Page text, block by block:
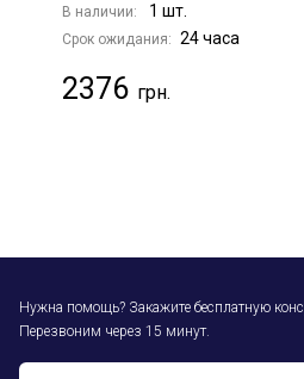
В наличии: 1 шт.
Срок ожидания: 24 часа
2376
Нужна помощь? Закажите бесплатную
Перезвоним через 15 минут.